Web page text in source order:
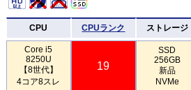
CPU CPUランク ストレージ
Core i5
8250U
【8世代】
4コア8スレ
19
SSD
256GB
新品
NVMe